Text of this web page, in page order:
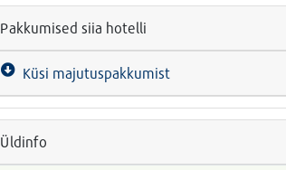
Pakkumised siia hotelli
Küsi majutuspakkumist
Üldinfo